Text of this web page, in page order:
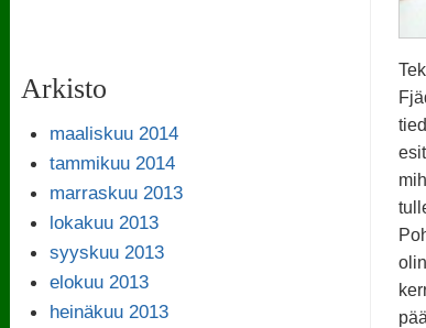
Arkisto
maaliskuu 2014
tammikuu 2014
marraskuu 2013
lokakuu 2013
syyskuu 2013
elokuu 2013
heinäkuu 2013